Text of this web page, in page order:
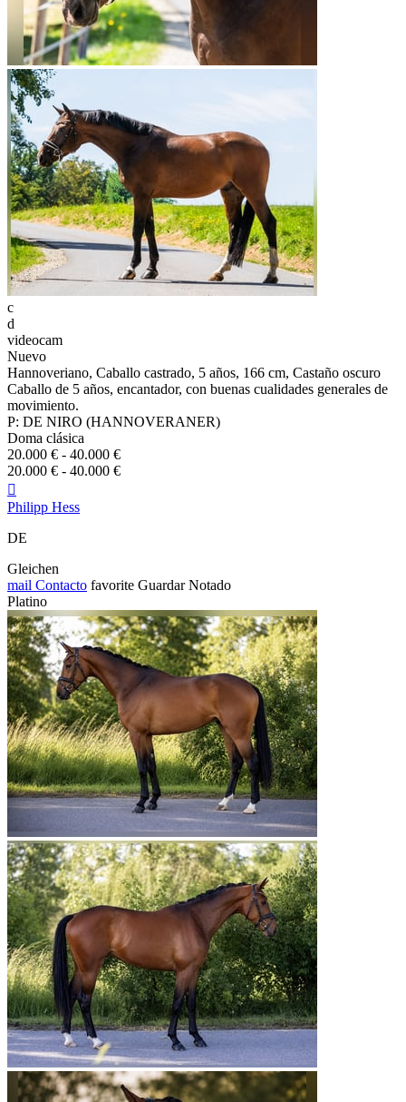
c
d
videocam
Nuevo
Hannoveriano, Caballo castrado, 5 años, 166 cm, Castaño oscuro
Caballo de 5 años, encantador, con buenas cualidades generales de
movimiento.
P: DE NIRO (HANNOVERANER)
Doma clásica
20.000 € - 40.000 €
20.000 € - 40.000 €

Philipp Hess
DE
Gleichen
mail Contacto favorite Guardar Notado
Platino